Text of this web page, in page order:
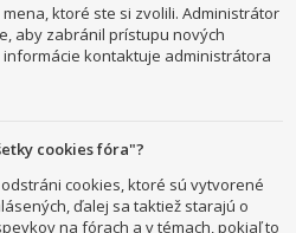
ktoré ste si zvolili. Administrátor
aby zabránil prístupu nových
kontaktuje administrátora
cookies fóra"?
cookies, ktoré sú vytvorené
ďalej sa taktiež starajú o
na fórach a v témach, pokiaľ to